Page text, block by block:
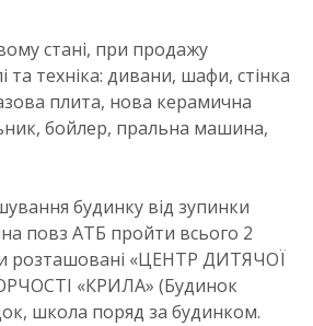
стані, при продажу
техніка: дивани, шафи, стінка
плита, нова керамична
бойлер, пральна машина,
будинку від зупинки
повз АТБ пройти всього 2
розташовані «ЦЕНТР ДИТЯЧОЇ
«КРИЛА» (Будинок
школа поряд за будинком.